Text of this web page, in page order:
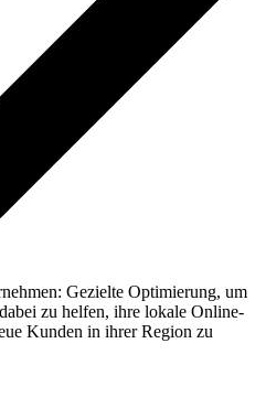
Gezielte Optimierung, um
zu helfen, ihre lokale Online-
Kunden in ihrer Region zu